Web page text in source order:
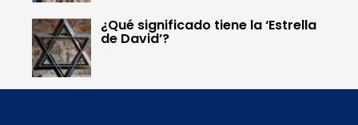
¿Qué significado tiene la ‘Estrella
de David’?